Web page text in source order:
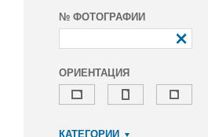
№ ФОТОГРАФИИ
ОРИЕНТАЦИЯ
КАТЕГОРИИ